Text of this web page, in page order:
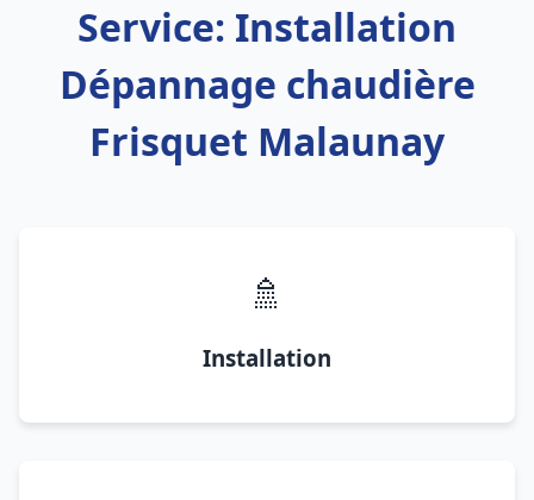
Service: Installation
Dépannage chaudière
Frisquet Malaunay
🚿
Installation